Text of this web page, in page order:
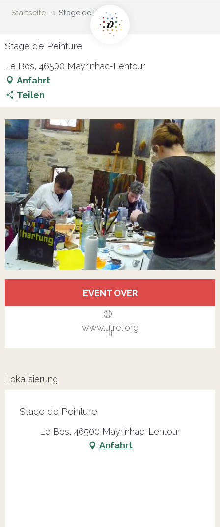
Startseite Stage de Peinture
Stage de Peinture
Le Bos, 46500 Mayrinhac-Lentour
Anfahrt
Teilen
EVENT OVER
www.utrel.org
Lokalisierung
Stage de Peinture
Le Bos, 46500 Mayrinhac-Lentour
Anfahrt